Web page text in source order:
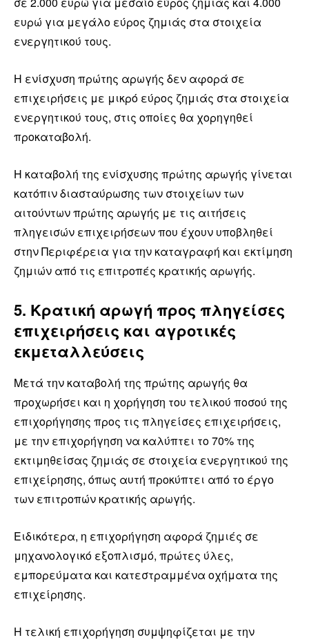
ευρώ για μεγάλο εύρος ζημιάς στα στοιχεία
ενεργητικού τους.
Η ενίσχυση πρώτης αρωγής δεν αφορά σε
επιχειρήσεις με μικρό εύρος ζημιάς στα στοιχεία
ενεργητικού τους, στις οποίες θα χορηγηθεί
προκαταβολή.
Η καταβολή της ενίσχυσης πρώτης αρωγής γίνεται
κατόπιν διασταύρωσης των στοιχείων των
αιτούντων πρώτης αρωγής με τις αιτήσεις
πληγεισών επιχειρήσεων που έχουν υποβληθεί
στην Περιφέρεια για την καταγραφή και εκτίμηση
ζημιών από τις επιτροπές κρατικής αρωγής.
5. Κρατική αρωγή προς πληγείσες
επιχειρήσεις και αγροτικές
εκμεταλλεύσεις
Μετά την καταβολή της πρώτης αρωγής θα
προχωρήσει και η χορήγηση του τελικού ποσού της
επιχορήγησης προς τις πληγείσες επιχειρήσεις,
με την επιχορήγηση να καλύπτει το 70% της
εκτιμηθείσας ζημιάς σε στοιχεία ενεργητικού της
επιχείρησης, όπως αυτή προκύπτει από το έργο
των επιτροπών κρατικής αρωγής.
Ειδικότερα, η επιχορήγηση αφορά ζημιές σε
μηχανολογικό εξοπλισμό, πρώτες ύλες,
εμπορεύματα και κατεστραμμένα οχήματα της
επιχείρησης.
Η τελική επιχορήγηση συμψηφίζεται με την